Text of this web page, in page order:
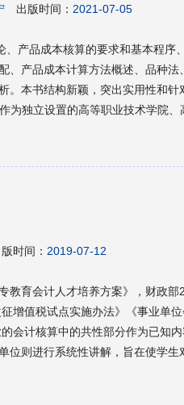
出版时间： 2021-07-05
产品成本核算的要求和基本程序
、产品成本计算方法概述、品种法
。本书结构新颖，突出实用性和针
为独立设置的高等职业技术学院、
学院的会计专业、管理类专业的专
版时间：2019-07-12
教育会计人才培养方案》，财政部
增值税试点实施办法》《事业单
会计核算中的共性部分作为已知
位则进行系统性讲解，旨在使学生
础。 本书可作为高职高专会计专业